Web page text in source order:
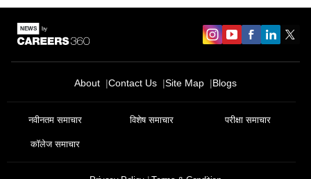
About Contact Us Site Map Blogs
नवीनतम समाचार विशेष समाचार परीक्षा समाचार
कॉलेज समाचार